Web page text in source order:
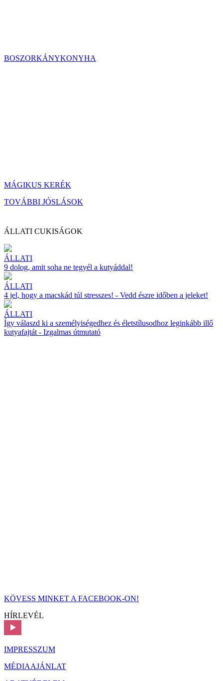
BOSZORKÁNYKONYHA
MÁGIKUS KERÉK
TOVÁBBI JÓSLÁSOK
ÁLLATI CUKISÁGOK
ÁLLATI
9 dolog, amit soha ne tegyél a kutyáddal!
ÁLLATI
4 jel, hogy a macskád túl stresszes! - Vedd észre időben a jeleket!
ÁLLATI
Így válaszd ki a személyiségedhez és életstílusodhoz leginkább illő
kutyafajtát - Izgalmas útmutató
KÖVESS MINKET A FACEBOOK-ON!
HÍRLEVÉL
IMPRESSZUM
MÉDIAAJÁNLAT